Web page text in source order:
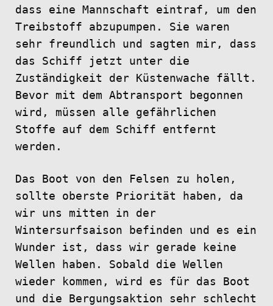
dass eine Mannschaft eintraf, um den
Treibstoff abzupumpen. Sie waren
sehr freundlich und sagten mir, dass
das Schiff jetzt unter die
Zuständigkeit der Küstenwache fällt.
Bevor mit dem Abtransport begonnen
wird, müssen alle gefährlichen
Stoffe auf dem Schiff entfernt
werden.
Das Boot von den Felsen zu holen,
sollte oberste Priorität haben, da
wir uns mitten in der
Wintersurfsaison befinden und es ein
Wunder ist, dass wir gerade keine
Wellen haben. Sobald die Wellen
wieder kommen, wird es für das Boot
und die Bergungsaktion sehr schlecht